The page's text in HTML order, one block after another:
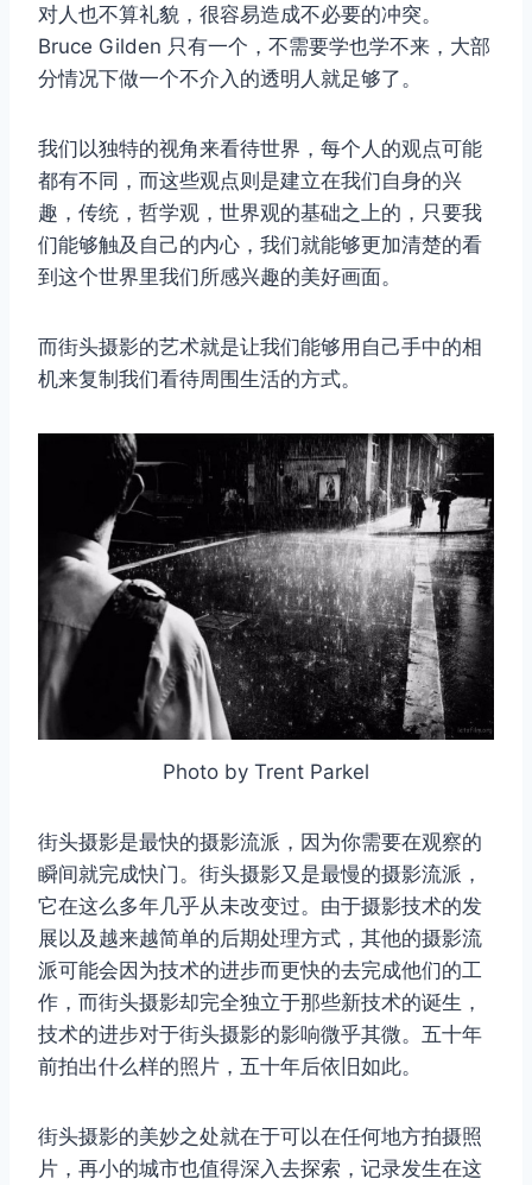
对人也不算礼貌，很容易造成不必要的冲突。
Bruce Gilden 只有一个，不需要学也学不来，大部
分情况下做一个不介入的透明人就足够了。
我们以独特的视角来看待世界，每个人的观点可能
都有不同，而这些观点则是建立在我们自身的兴
趣，传统，哲学观，世界观的基础之上的，只要我
们能够触及自己的内心，我们就能够更加清楚的看
到这个世界里我们所感兴趣的美好画面。
而街头摄影的艺术就是让我们能够用自己手中的相
机来复制我们看待周围生活的方式。
Photo by Trent Parkel
街头摄影是最快的摄影流派，因为你需要在观察的
瞬间就完成快门。街头摄影又是最慢的摄影流派，
它在这么多年几乎从未改变过。由于摄影技术的发
展以及越来越简单的后期处理方式，其他的摄影流
派可能会因为技术的进步而更快的去完成他们的工
作，而街头摄影却完全独立于那些新技术的诞生，
技术的进步对于街头摄影的影响微乎其微。五十年
前拍出什么样的照片，五十年后依旧如此。
街头摄影的美妙之处就在于可以在任何地方拍摄照
片，再小的城市也值得深入去探索，记录发生在这